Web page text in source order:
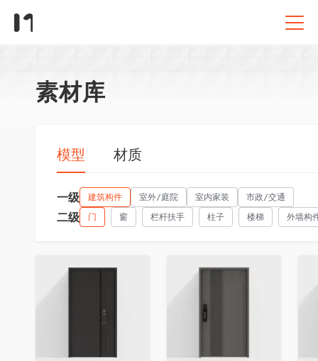
素材库
模型 材质
一级 建筑构件 室外/庭院 室内家装 市政/交通
二级 门 窗 栏杆扶手 柱子 楼梯 外墙构
收藏 收藏